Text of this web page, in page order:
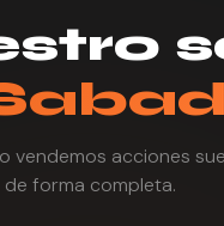
vendemos acciones
de forma completa.